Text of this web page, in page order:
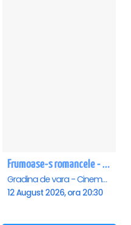
Frumoase-s romancele - Saturn
Gradina de vara - Cinema Saturn, Saturn
12 August 2026, ora 20:30